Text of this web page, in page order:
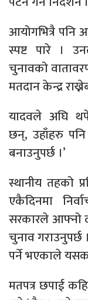
आयोगभित्रै पनि
स्पष्ट पारे ।
चुनावको
मतदान केन्द्र
यादवले अघि
छन्, उहाँहरु पनि
बनाउनुपर्छ ।’
स्थानीय तहको
एकैदिनमा
सरकारले आफ्नो
चुनाव
पर्ने भएकाले
मतपत्र छपाई